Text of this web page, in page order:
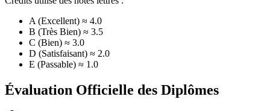
A (Excellent) ≈ 4.0
B (Très Bien) ≈ 3.5
C (Bien) ≈ 3.0
D (Satisfaisant) ≈ 2.0
E (Passable) ≈ 1.0
Évaluation Officielle des Diplômes